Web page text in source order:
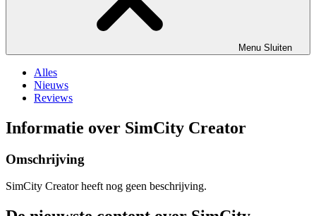
Menu Sluiten
Alles
Nieuws
Reviews
Informatie over SimCity Creator
Omschrijving
SimCity Creator heeft nog geen beschrijving.